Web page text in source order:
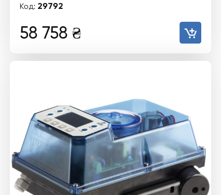
Код: 29792
58 758 ₴